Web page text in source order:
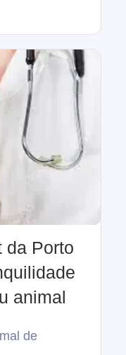
da Porto
animal
de